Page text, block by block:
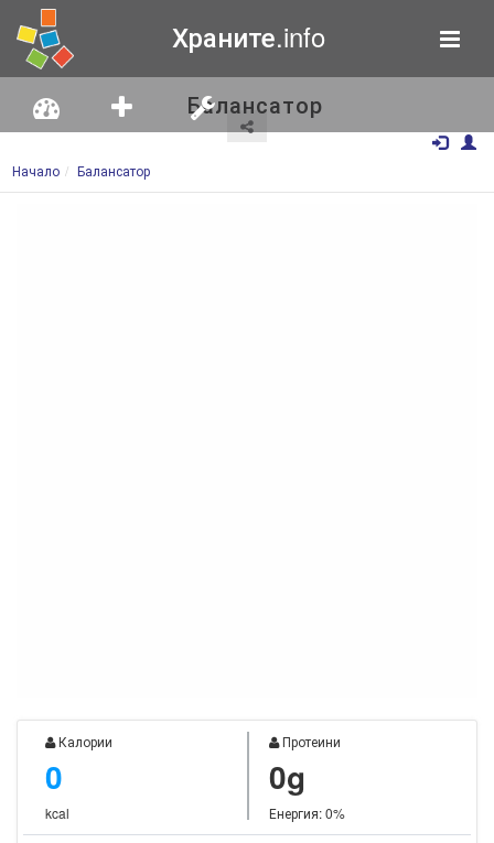
Храните.info
Балансатор
Начало Балансатор
Калории
0
kcal
Протеини
0g
Енергия: 0%